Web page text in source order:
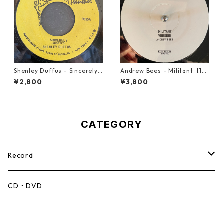
Shenley Duffus - Sincerely
【7-22021】
¥2,800
Andrew Bees ‎- Militant【12-
50066】
¥3,800
CATEGORY
Record
Mento,Calypso,Ballad
CD・DVD